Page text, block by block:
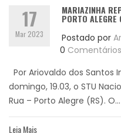
17
Mar 2023
MARIAZINHA
PORTO
Postado por
0 Comentários
Por Ariovaldo dos Santos
domingo, 19.03, o STU
Rua – Porto Alegre (RS). O...
Leia Mais